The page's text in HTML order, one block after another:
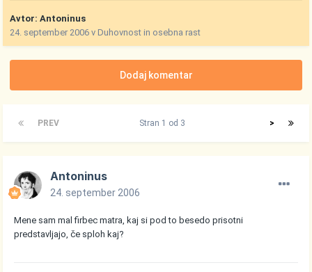
Avtor:Antoninus
24. september 2006 vDuhovnost in osebna rast
Dodaj komentar
PREV >
Stran 1 od 3
Antoninus
24. september 2006
Mene sam mal firbec matra, kaj si pod to besedo prisotni
predstavljajo, če sploh kaj?